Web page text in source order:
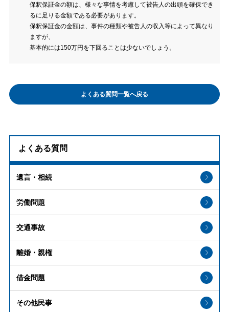
保釈保証金の額は、様々な事情を考慮して被告人の出頭を確保でき
るに足りる金額である必要があります。
保釈保証金の金額は、事件の種類や被告人の収入等によって異なり
ますが、
基本的には150万円を下回ることは少ないでしょう。
よくある質問一覧へ戻る
よくある質問
遺言・相続
労働問題
交通事故
離婚・親権
借金問題
その他民事